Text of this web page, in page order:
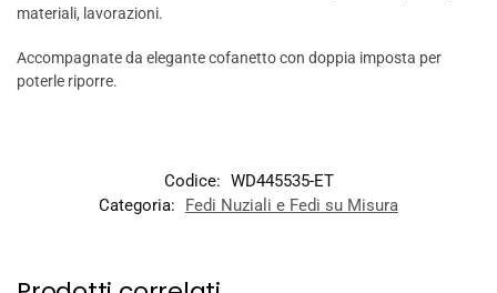
materiali, lavorazioni.
Accompagnate da elegante cofanetto con doppia imposta per
poterle riporre.
Codice: WD445535-ET
Categoria:
Fedi Nuziali e Fedi su Misura